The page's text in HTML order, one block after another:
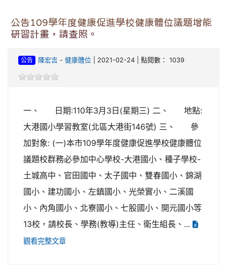
公告109學年度健康促進學校健康體位議題增能
研習計畫，請查照。
公告 陳宏吉 - 健康體位 | 2021-02-24 | 點閱數： 1039
一、 日期:110年3月3日(星期三) 二、 地點:
大港國小學習教室(北區大港街146號) 三、 參
加對象: (一)本市109學年度健康促進學校健康體位
議題校群務必參加中心學校-大港國小、種子學校-
土城高中、官田國中、太子國中、雙春國小、錦湖
國小、建功國小、左鎮國小、光榮實小、二溪國
小、內角國小、北寮國小、七股國小、開元國小等
13校，請校長、學務(教導)主任、衛生組長、...
觀看完整文章